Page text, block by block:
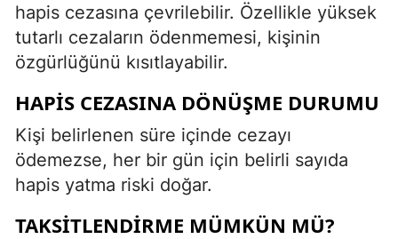
hapis cezasına çevrilebilir. Özellikle yüksek
tutarlı cezaların ödenmemesi, kişinin
özgürlüğünü kısıtlayabilir.
HAPIS CEZASINA DÖNÜŞME DURUMU
Kişi belirlenen süre içinde cezayı
ödemezse, her bir gün için belirli sayıda
hapis yatma riski doğar.
TAKSITLENDIRME MÜMKÜN MÜ?